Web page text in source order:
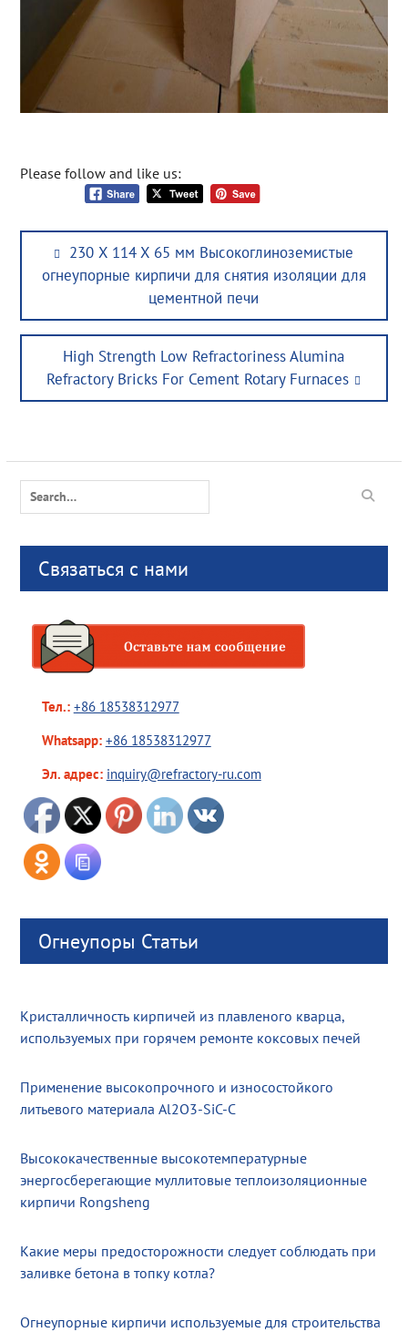
Please follow and like us:
Post
navigation
Previous
post:
230 X 114 X 65 мм Высокоглиноземистые
огнеупорные кирпичи для снятия изоляции для
цементной печи
Next
post:
High Strength Low Refractoriness Alumina
Refractory Bricks For Cement Rotary Furnaces
Search
Связаться с нами
Тел.: +86 18538312977
Whatsapp: +86 18538312977
Эл. адрес: inquiry@refractory-ru.com
Огнеупоры Статьи
Кристалличность кирпичей из плавленого кварца,
используемых при горячем ремонте коксовых печей
Применение высокопрочного и износостойкого
литьевого материала Al2O3-SiC-C
Высококачественные высокотемпературные
энергосберегающие муллитовые теплоизоляционные
кирпичи Rongsheng
Какие меры предосторожности следует соблюдать при
заливке бетона в топку котла?
Огнеупорные кирпичи используемые для строительства